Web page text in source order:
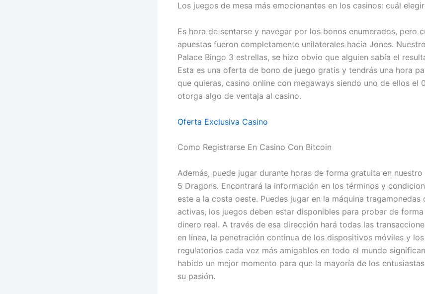
Los juegos de mesa más emocionantes en los casinos: cuál elegir
Es hora de sentarse y navegar por los bonos enumerados, pero
apuestas fueron completamente unilaterales hacia Jones.
Palace Bingo 3 estrellas, se hizo obvio que alguien sabía el
Esta es una oferta de bono de juego gratis y tendrás una hora
que quieras, casino online con megaways siendo uno de ellos el
otorga algo de ventaja al casino.
Oferta Exclusiva Casino
Como Registrarse En Casino Con Bitcoin
Además, puede jugar durante horas de forma gratuita en
5 Dragons. Encontrará la información en los términos y
este a la costa oeste. Puedes jugar en la máquina tragamonedas
activas, los juegos deben estar disponibles para probar de
dinero real. A través de esa dirección hará todas las
en línea, la penetración continua de los dispositivos móviles y
regulatorios cada vez más amigables en todo el mundo
habido un mejor momento para que la mayoría de los
su pasión.